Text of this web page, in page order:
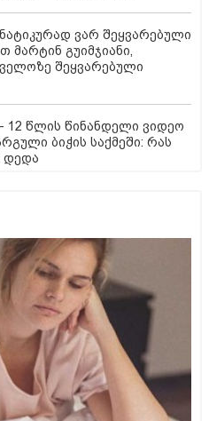
ვარ შეყვარებული
მარტინ გუიმჯიანი,
შეყვარებული
12 წლის წინანდელი ვიდეო
ბიჭის საქმეში: რას
დედა